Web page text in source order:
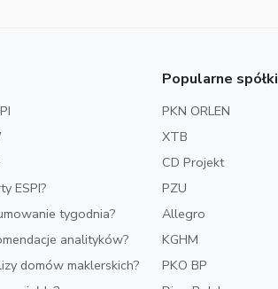
ESPI?
tygodnia?
analityków?
domów maklerskich?
Popularne spółki
PKN ORLEN
XTB
CD Projekt
PZU
Allegro
KGHM
PKO BP